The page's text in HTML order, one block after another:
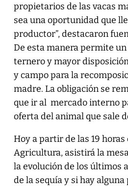
propietarios de las vacas
sea una oportunidad que
productor”, destacaron
De esta manera permite
ternero y mayor
y campo para la
madre. La obligación se
que ir al mercado interno
oferta del animal que sale
Hoy a partir de las 19
Agricultura, asistirá la
la evolución de los últimos
de la sequía y si hay